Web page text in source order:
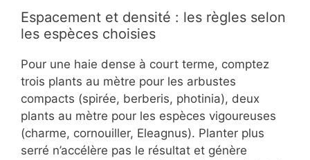
Espacement et densité : les règles selon
les espèces choisies
Pour une haie dense à court terme, comptez
trois plants au mètre pour les arbustes
compacts (spirée, berberis, photinia), deux
plants au mètre pour les espèces vigoureuses
(charme, cornouiller, Eleagnus). Planter plus
serré n’accélère pas le résultat et génère